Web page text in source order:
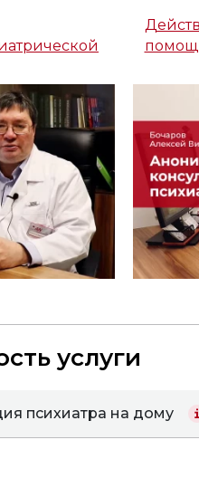
услуги
психиатра на дому